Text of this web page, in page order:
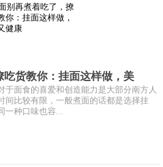
货教你：挂面这样做，美
于面食的喜爱和创造能力是大部分南方人
间比较有限，一般煮面的话都是选择挂
一种口味也容...